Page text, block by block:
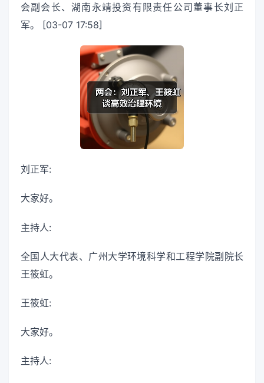
会副会长、湖南永靖投资有限责任公司董事长刘正
军。 [03-07 17:58]
刘正军:
大家好。
主持人:
全国人大代表、广州大学环境科学和工程学院副院长
王筱虹。
王筱虹:
大家好。
主持人: